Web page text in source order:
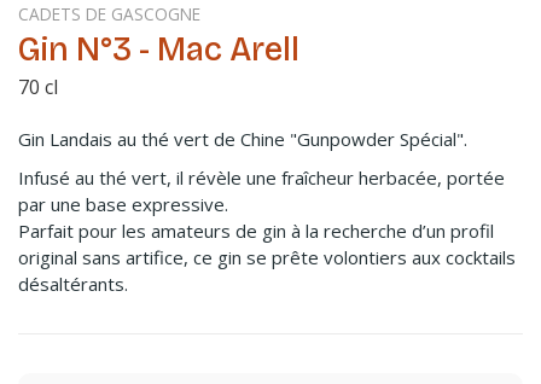
CADETS DE GASCOGNE
Gin N°3 - Mac Arell
70 cl
Gin Landais au thé vert de Chine "Gunpowder Spécial".
Infusé au thé vert, il révèle une fraîcheur herbacée, portée
par une base expressive.
Parfait pour les amateurs de gin à la recherche d’un profil
original sans artifice, ce gin se prête volontiers aux cocktails
désaltérants.